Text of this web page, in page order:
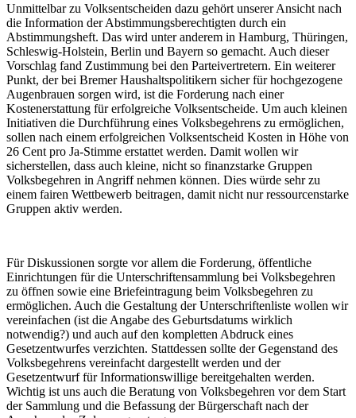
Unmittelbar zu Volksentscheiden dazu gehört unserer Ansicht nach
die Information der Abstimmungsberechtigten durch ein
Abstimmungsheft. Das wird unter anderem in Hamburg, Thüringen,
Schleswig-Holstein, Berlin und Bayern so gemacht. Auch dieser
Vorschlag fand Zustimmung bei den Parteivertretern. Ein weiterer
Punkt, der bei Bremer Haushaltspolitikern sicher für hochgezogene
Augenbrauen sorgen wird, ist die Forderung nach einer
Kostenerstattung für erfolgreiche Volksentscheide. Um auch kleinen
Initiativen die Durchführung eines Volksbegehrens zu ermöglichen,
sollen nach einem erfolgreichen Volksentscheid Kosten in Höhe von
26 Cent pro Ja-Stimme erstattet werden. Damit wollen wir
sicherstellen, dass auch kleine, nicht so finanzstarke Gruppen
Volksbegehren in Angriff nehmen können. Dies würde sehr zu
einem fairen Wettbewerb beitragen, damit nicht nur ressourcenstarke
Gruppen aktiv werden.
Für Diskussionen sorgte vor allem die Forderung, öffentliche
Einrichtungen für die Unterschriftensammlung bei Volksbegehren
zu öffnen sowie eine Briefeintragung beim Volksbegehren zu
ermöglichen. Auch die Gestaltung der Unterschriftenliste wollen wir
vereinfachen (ist die Angabe des Geburtsdatums wirklich
notwendig?) und auch auf den kompletten Abdruck eines
Gesetzentwurfes verzichten. Stattdessen sollte der Gegenstand des
Volksbegehrens vereinfacht dargestellt werden und der
Gesetzentwurf für Informationswillige bereitgehalten werden.
Wichtig ist uns auch die Beratung von Volksbegehren vor dem Start
der Sammlung und die Befassung der Bürgerschaft nach der